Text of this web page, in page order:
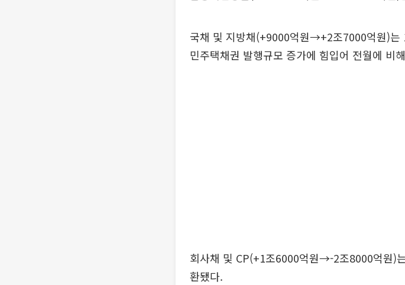
국채 및 지방채(+9000억원→+2조7000억원)는
민주택채권 발행규모 증가에 힘입어 전월에 비
회사채 및 CP(+1조6000억원→-2조8000억원)
환됐다.